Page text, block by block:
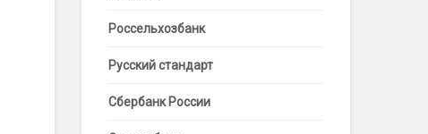
Россельхозбанк
Русский стандарт
Сбербанк России